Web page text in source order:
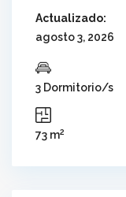
Actualizado:
agosto 3, 2026
3 Dormitorio/s
73 m2